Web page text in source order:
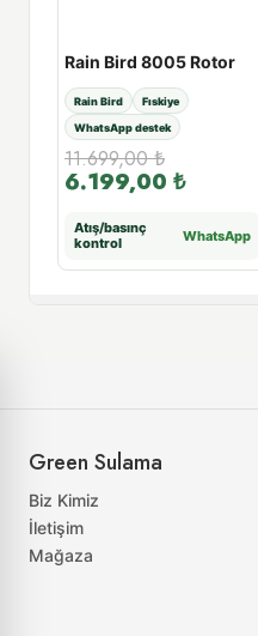
Rain Bird 8005 Rotor
Rain Bird
Fıskiye
WhatsApp destek
11.699,00₺
6.199,00 ₺
Atış/basınç
kontrol
WhatsApp
Green Sulama
Biz Kimiz
İletişim
Mağaza